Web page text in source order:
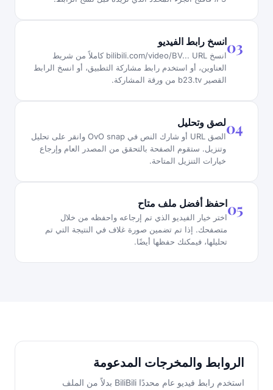
انسخ رابط الفيديو
انسخ bilibili.com/video/BV... URL كاملاً من شريط
العناوين، أو استخدم رابط مشاركة التطبيق، أو انسخ الرابط
القصير b23.tv من ورقة المشاركة.
04 لصق وتحليل
الصق URL أو شارك النص في OvO snap وانقر على تحليل
وتنزيل. ستقوم الصفحة بالتحقق من المصدر العام وإرجاع
خيارات التنزيل المتاحة.
احفظ أفضل ملف متاح
اختر خيار الفيديو الذي تم إرجاعه واحفظه من خلال
متصفحك. إذا تم تضمين صورة غلاف في النتيجة التي تم
تحليلها، فيمكنك حفظها أيضًا.
الروابط والمخرجات المدعومة
استخدم رابط فيديو عام محددًا BiliBili بدلاً من الملف